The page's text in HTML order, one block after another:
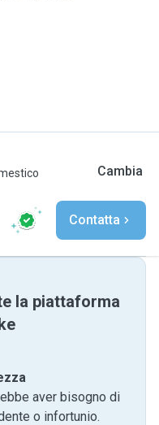
Cambia
Contatta
la piattaforma
aver bisogno di
o infortunio.